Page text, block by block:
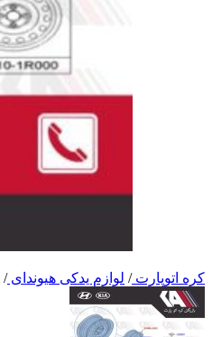
کره اتوپارت/ لوازم یدکی هیوندای/